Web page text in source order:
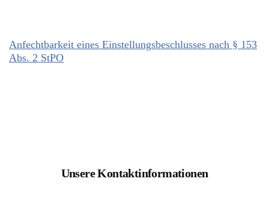
Anfechtbarkeit eines Einstellungsbeschlusses nach § 153
Abs. 2 StPO
Unsere Kontaktinformationen